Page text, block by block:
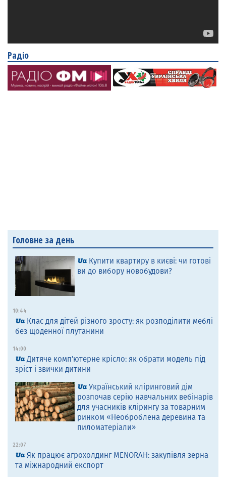
Радіо
Головне за день
Купити квартиру в києві: чи готові
ви до вибору новобудови?
10:44
Клас для дітей різного зросту: як розподілити меблі
без щоденної плутанини
14:00
Дитяче комп’ютерне крісло: як обрати модель під
зріст і звички дитини
Український кліринговий дім
розпочав серію навчальних вебінарів
для учасників клірингу за товарним
ринком «Необроблена деревина та
пиломатеріали»
22:07
Як працює агрохолдинг MENORAH: закупівля зерна
та міжнародний експорт